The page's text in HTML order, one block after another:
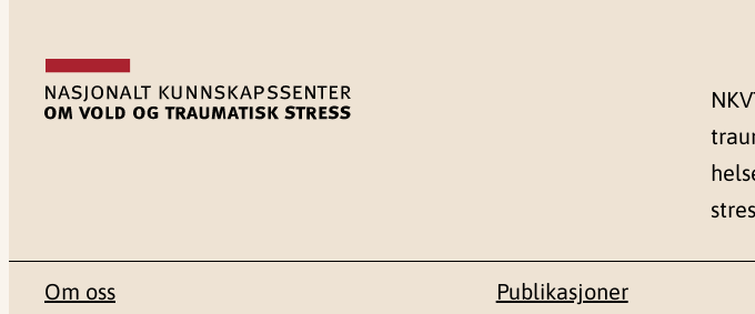
Om oss
Publikasjoner